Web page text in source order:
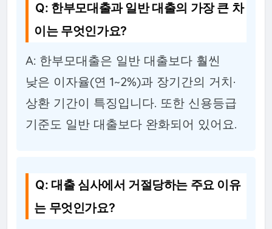
Q: 한부모대출과 일반 대출의 가장 큰 차
이는 무엇인가요?
A: 한부모대출은 일반 대출보다 훨씬
낮은 이자율(연 1~2%)과 장기간의 거치·
상환 기간이 특징입니다. 또한 신용등급
기준도 일반 대출보다 완화되어 있어요.
Q: 대출 심사에서 거절당하는 주요 이유
는 무엇인가요?